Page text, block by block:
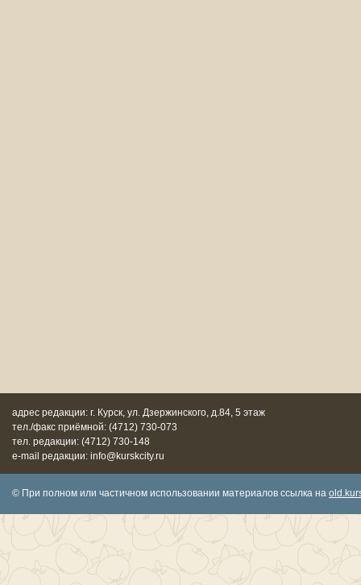
адрес редакции: г. Курск, ул. Дзержинского, д.84, 5 этаж
тел./факс приёмной: (4712) 730-073
тел. редакции: (4712) 730-148
e-mail редакции: info@kurskcity.ru
© При полном или частичном использовании материалов ссылка на